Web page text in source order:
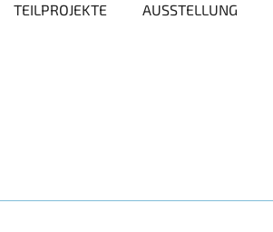
TEILPROJEKTE AUSSTELLUNG